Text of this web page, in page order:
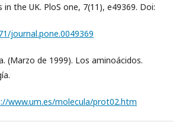
the UK. PloS one, 7(11), e49369. Doi:
journal.pone.0049369
(Marzo de 1999). Los aminoácidos.
www.um.es/molecula/prot02.htm